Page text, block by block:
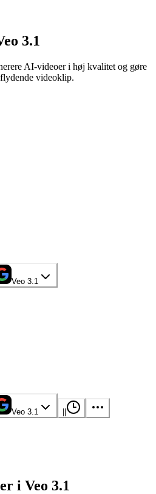
3.1
AI-videoer i høj kvalitet og gøre
videoklip.
Veo 3.1
Veo 3.1 ||
i Veo 3.1